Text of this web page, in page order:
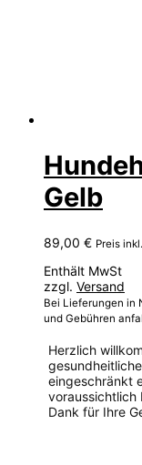
Gelb
89,00 € Preis
Enthält MwSt
zzgl. Versand
Bei Lieferungen in
und Gebühren
Herzlich
eingeschränkt
voraussichtlich
Dank für Ihre